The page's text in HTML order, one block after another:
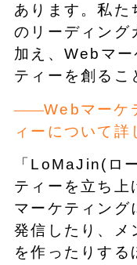
あります。私た
のリーディング
加え、Webマ
ティーを創るこ
Webマーケ
ィーについて詳
「LoMaJin(ロ
ティーを立ち上
マーケティング
発信したり、メ
を作ったりする